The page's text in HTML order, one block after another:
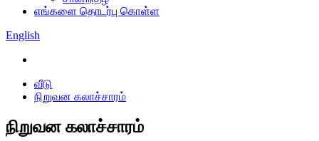
எங்களை தொடர்பு கொள்ள
English
வீடு
நிறுவன கலாச்சாரம்
நிறுவன கலாச்சாரம்